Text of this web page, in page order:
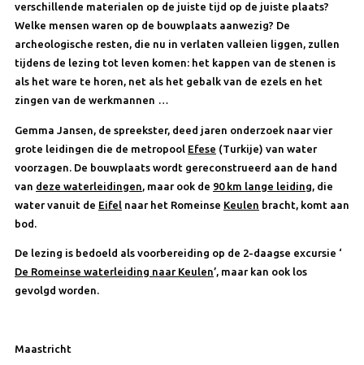
verschillende materialen op de juiste tijd op de juiste plaats?
Welke mensen waren op de bouwplaats aanwezig? De
archeologische resten, die nu in verlaten valleien liggen, zullen
tijdens de lezing tot leven komen: het kappen van de stenen is
als het ware te horen, net als het gebalk van de ezels en het
zingen van de werkmannen …
Gemma Jansen, de spreekster, deed jaren onderzoek naar vier
grote leidingen die de metropool Efese (Turkije) van water
voorzagen. De bouwplaats wordt gereconstrueerd aan de hand
van deze waterleidingen , maar ook de 90 km lange leiding , die
water vanuit de Eifel naar het Romeinse Keulen bracht, komt aan
bod.
De lezing is bedoeld als voorbereiding op de 2-daagse excursie ‘
De Romeinse waterleiding naar Keulen’, maar kan ook los
gevolgd worden.
Maastricht